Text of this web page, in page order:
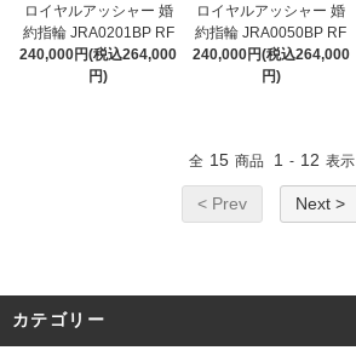
ロイヤルアッシャー 婚
約指輪 JRA0201BP RF
240,000円(税込264,000
円)
ロイヤルアッシャー 婚
約指輪 JRA0050BP RF
240,000円(税込264,000
円)
全 15 商品 1 - 12 表示
< Prev Next >
カテゴリー